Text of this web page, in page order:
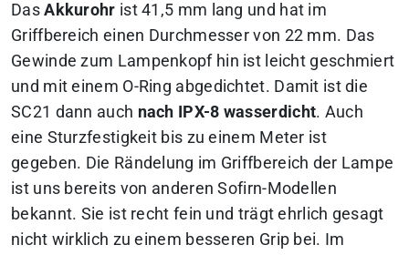
DasAkkurohr ist 41,5 mm lang und hat im
Griffbereich einen Durchmesser von 22 mm. Das
Gewinde zum Lampenkopf hin ist leicht geschmiert
und mit einem O-Ring abgedichtet. Damit ist die
SC21 dann auch nach IPX-8 wasserdicht. Auch
eine Sturzfestigkeit bis zu einem Meter ist
gegeben. Die Rändelung im Griffbereich der Lampe
ist uns bereits von anderen Sofirn-Modellen
bekannt. Sie ist recht fein und trägt ehrlich gesagt
nicht wirklich zu einem besseren Grip bei. Im